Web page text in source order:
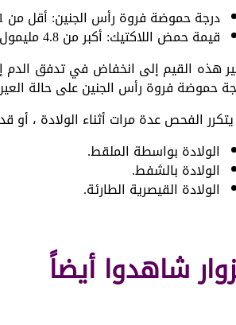
درجة حموضة فروة رأس الجنين: أقل من 7.21.
قيمة حمض اللاكتيك: أكبر من 4.8 مليمول / لتر.
هذه القيم إلى انخفاض في تدفق الدم
حموضة فروة رأس الجنين على حالة
الفحص عدة مرات أثناء الولادة ، أو
الولادة بواسطة الملقط.
الولادة بالشفط.
الولادة القيصرية الطارئة.
شاهدوا أيضاً